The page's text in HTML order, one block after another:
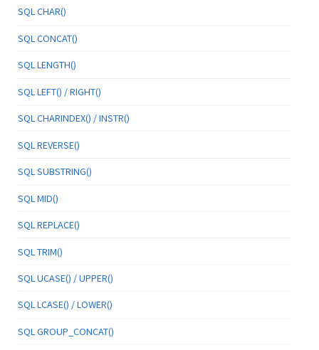
SQL CHAR()
SQL CONCAT()
SQL LENGTH()
SQL LEFT() / RIGHT()
SQL CHARINDEX() / INSTR()
SQL REVERSE()
SQL SUBSTRING()
SQL MID()
SQL REPLACE()
SQL TRIM()
SQL UCASE() / UPPER()
SQL LCASE() / LOWER()
SQL GROUP_CONCAT()